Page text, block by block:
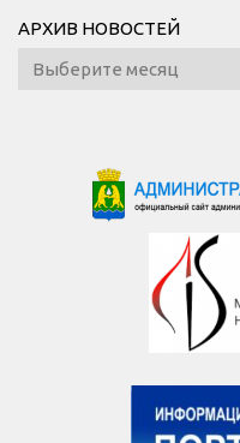
АРХИВ НОВОСТЕЙ
Архив
новостей